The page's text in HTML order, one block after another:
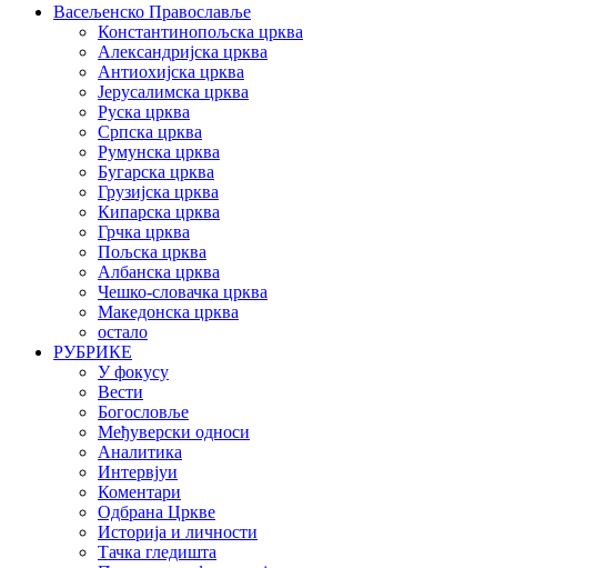
Васељенско Православље
Константинопољска црква
Александријска црква
Антиохијска црква
Јерусалимска црква
Руска црква
Српска црква
Румунска црква
Бугарска црква
Грузијска црква
Кипарска црква
Грчка црква
Пољска црква
Албанска црква
Чешко-словачка црква
Македонска црква
остало
РУБРИКЕ
У фокусу
Вести
Богословље
Међуверски односи
Аналитика
Интервјуи
Коментари
Одбрана Цркве
Историја и личности
Тачка гледишта